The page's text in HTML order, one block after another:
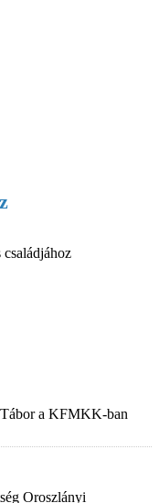
családjához
a KFMKK-ban
Oroszlányi